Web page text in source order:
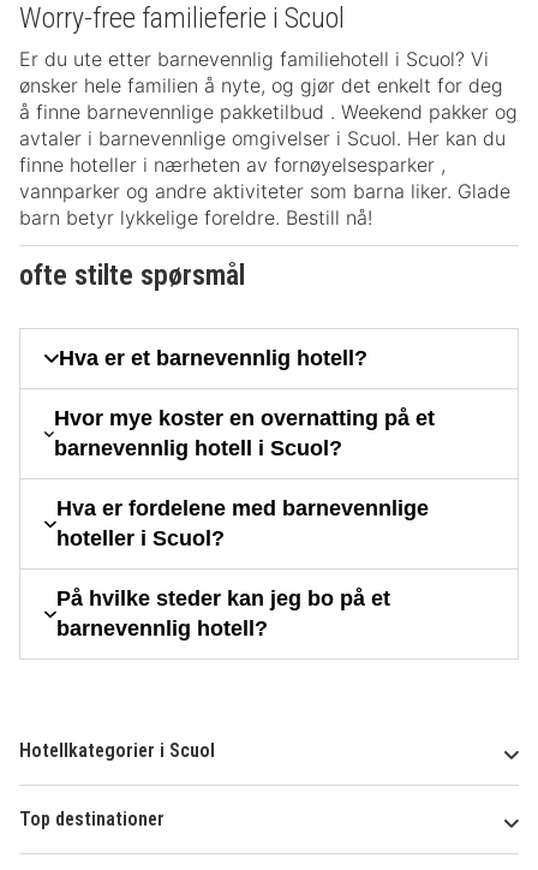
Worry-free familieferie i Scuol
Er du ute etter barnevennlig familiehotell i Scuol? Vi
ønsker hele familien å nyte, og gjør det enkelt for deg
å finne barnevennlige pakketilbud . Weekend pakker og
avtaler i barnevennlige omgivelser i Scuol. Her kan du
finne hoteller i nærheten av fornøyelsesparker ,
vannparker og andre aktiviteter som barna liker. Glade
barn betyr lykkelige foreldre. Bestill nå!
ofte stilte spørsmål
Hva er et barnevennlig hotell?
Hvor mye koster en overnatting på et
barnevennlig hotell i Scuol?
Hva er fordelene med barnevennlige
hoteller i Scuol?
På hvilke steder kan jeg bo på et
barnevennlig hotell?
Hotellkategorier i Scuol
Top destinationer